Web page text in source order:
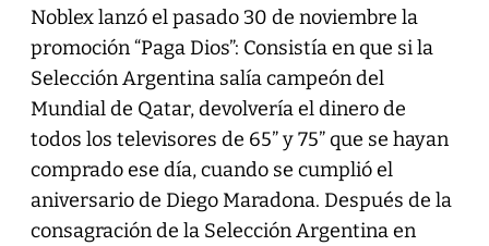
Noblex lanzó el pasado 30 de noviembre la
promoción “Paga Dios”: Consistía en que si la
Selección Argentina salía campeón del
Mundial de Qatar, devolvería el dinero de
todos los televisores de 65” y 75” que se hayan
comprado ese día, cuando se cumplió el
aniversario de Diego Maradona. Después de la
consagración de la Selección Argentina en